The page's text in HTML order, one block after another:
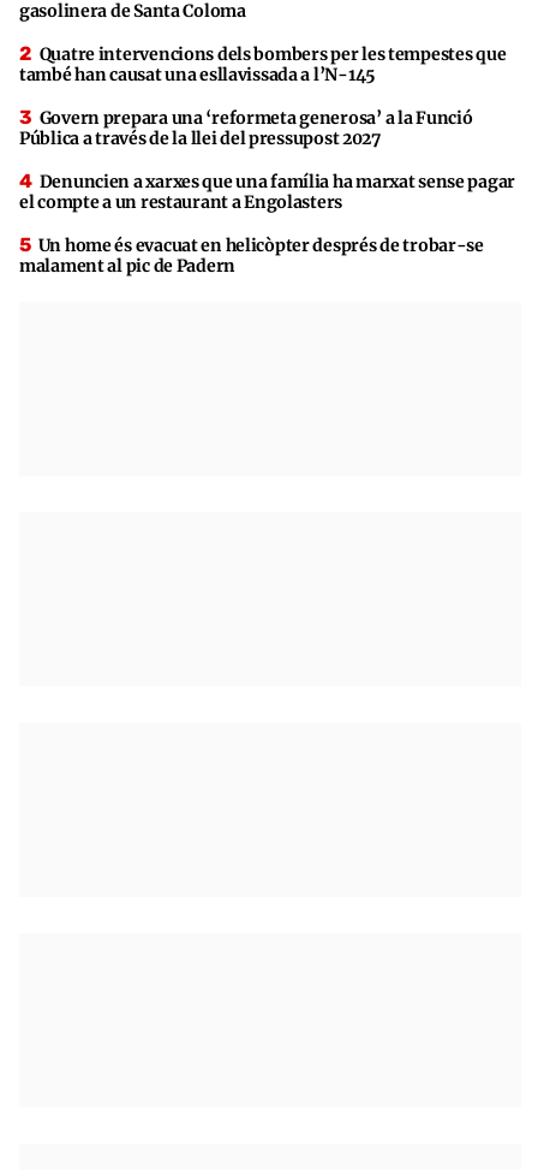
gasolinera de Santa Coloma
Quatre intervencions dels bombers per les tempestes que
també han causat una esllavissada a l’N-145
Govern prepara una ‘reformeta generosa’ a la Funció
Pública a través de la llei del pressupost 2027
Denuncien a xarxes que una família ha marxat sense pagar
el compte a un restaurant a Engolasters
Un home és evacuat en helicòpter després de trobar-se
malament al pic de Padern